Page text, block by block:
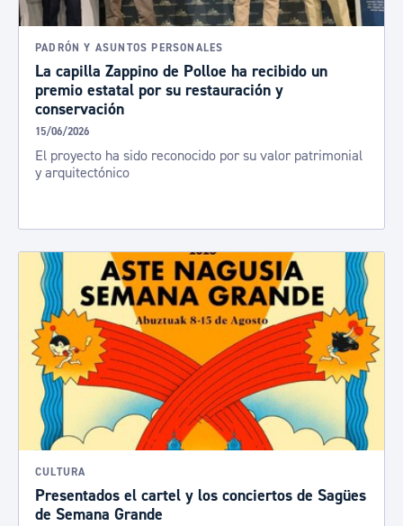
PADRÓN Y ASUNTOS PERSONALES
La capilla Zappino de Polloe ha recibido un
premio estatal por su restauración y
conservación
15/06/2026
El proyecto ha sido reconocido por su valor patrimonial
y arquitectónico
CULTURA
Presentados el cartel y los conciertos de Sagües
de Semana Grande